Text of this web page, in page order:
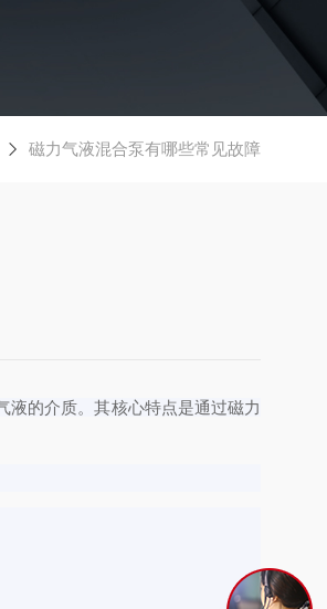
磁力气液混合泵有哪些常见故障
液的介质。其核心特点是通过磁力